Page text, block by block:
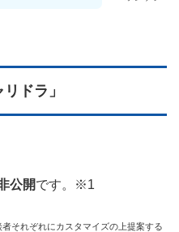
ドラ」
公開です。※1
それぞれにカスタマイズの上提案する